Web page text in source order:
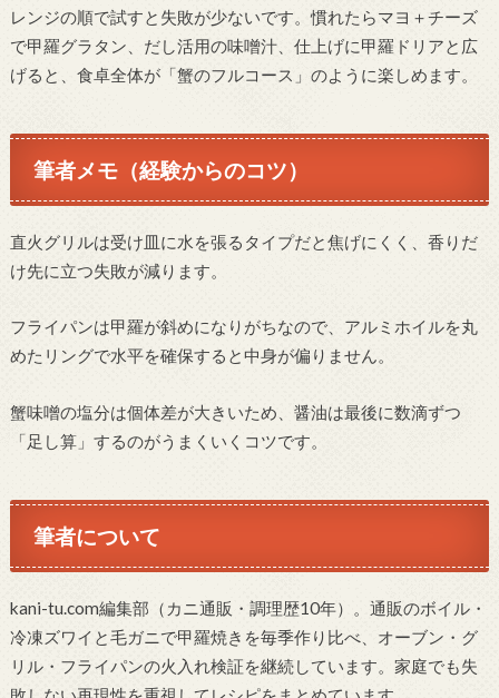
レンジの順で試すと失敗が少ないです。慣れたらマヨ＋チーズ
で甲羅グラタン、だし活用の味噌汁、仕上げに甲羅ドリアと広
げると、食卓全体が「蟹のフルコース」のように楽しめます。
筆者メモ（経験からのコツ）
直火グリルは受け皿に水を張るタイプだと焦げにくく、香りだ
け先に立つ失敗が減ります。
フライパンは甲羅が斜めになりがちなので、アルミホイルを丸
めたリングで水平を確保すると中身が偏りません。
蟹味噌の塩分は個体差が大きいため、醤油は最後に数滴ずつ
「足し算」するのがうまくいくコツです。
筆者について
kani-tu.com編集部（カニ通販・調理歴10年）。通販のボイル・
冷凍ズワイと毛ガニで甲羅焼きを毎季作り比べ、オーブン・グ
リル・フライパンの火入れ検証を継続しています。家庭でも失